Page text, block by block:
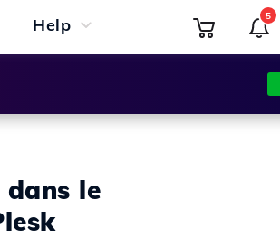
Help 5
le